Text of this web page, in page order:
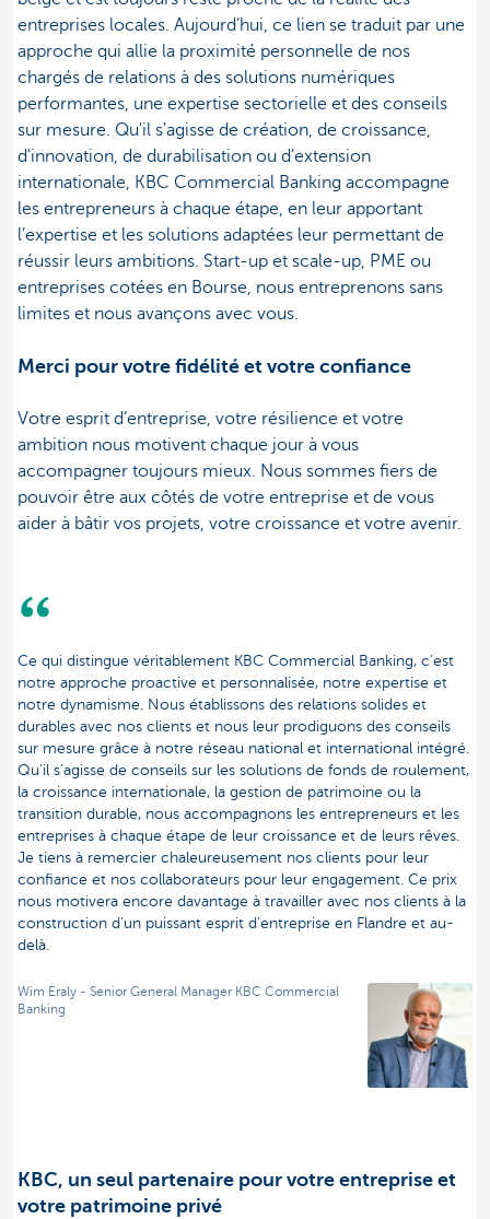
entreprises locales. Aujourd’hui, ce lien se traduit par une
approche qui allie la proximité personnelle de nos
chargés de relations à des solutions numériques
performantes, une expertise sectorielle et des conseils
sur mesure. Qu'il s'agisse de création, de croissance,
d'innovation, de durabilisation ou d'extension
internationale, KBC Commercial Banking accompagne
les entrepreneurs à chaque étape, en leur apportant
l’expertise et les solutions adaptées leur permettant de
réussir leurs ambitions. Start-up et scale-up, PME ou
entreprises cotées en Bourse, nous entreprenons sans
limites et nous avançons avec vous.
Merci pour votre fidélité et votre confiance
Votre esprit d’entreprise, votre résilience et votre
ambition nous motivent chaque jour à vous
accompagner toujours mieux. Nous sommes fiers de
pouvoir être aux côtés de votre entreprise et de vous
aider à bâtir vos projets, votre croissance et votre avenir.
Ce qui distingue véritablement KBC Commercial Banking, c’est
notre approche proactive et personnalisée, notre expertise et
notre dynamisme. Nous établissons des relations solides et
durables avec nos clients et nous leur prodiguons des conseils
sur mesure grâce à notre réseau national et international intégré.
Qu’il s’agisse de conseils sur les solutions de fonds de roulement,
la croissance internationale, la gestion de patrimoine ou la
transition durable, nous accompagnons les entrepreneurs et les
entreprises à chaque étape de leur croissance et de leurs rêves.
Je tiens à remercier chaleureusement nos clients pour leur
confiance et nos collaborateurs pour leur engagement. Ce prix
nous motivera encore davantage à travailler avec nos clients à la
construction d’un puissant esprit d’entreprise en Flandre et au-
delà.
Wim Eraly - Senior General Manager KBC Commercial
Banking
KBC, un seul partenaire pour votre entreprise et
votre patrimoine privé